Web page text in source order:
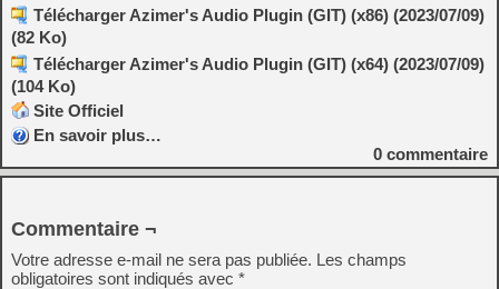
Télécharger Azimer's Audio Plugin (GIT) (x86) (2023/07/09)
(82 Ko)
Télécharger Azimer's Audio Plugin (GIT) (x64) (2023/07/09)
(104 Ko)
Site Officiel
En savoir plus…
0 commentaire
Commentaire ¬
Votre adresse e-mail ne sera pas publiée. Les champs
obligatoires sont indiqués avec *